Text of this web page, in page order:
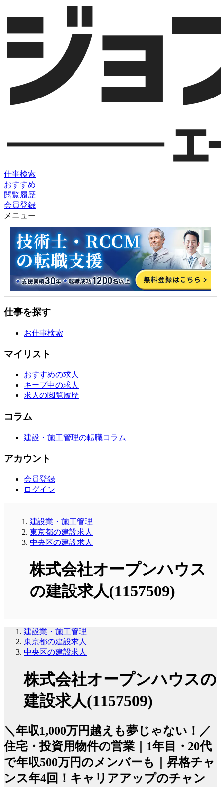
仕事検索
おすすめ
閲覧履歴
会員登録
メニュー
仕事を探す
お仕事検索
マイリスト
おすすめの求人
キープ中の求人
求人の閲覧履歴
コラム
建設・施工管理の転職コラム
アカウント
会員登録
ログイン
建設業・施工管理
東京都の建設求人
中央区の建設求人
株式会社オープンハウス
の建設求人(1157509)
建設業・施工管理
東京都の建設求人
中央区の建設求人
株式会社オープンハウスの
建設求人(1157509)
＼年収1,000万円越えも夢じゃない！／
住宅・投資用物件の営業｜1年目・20代
で年収500万円のメンバーも｜昇格チャ
ンス年4回！キャリアアップのチャン